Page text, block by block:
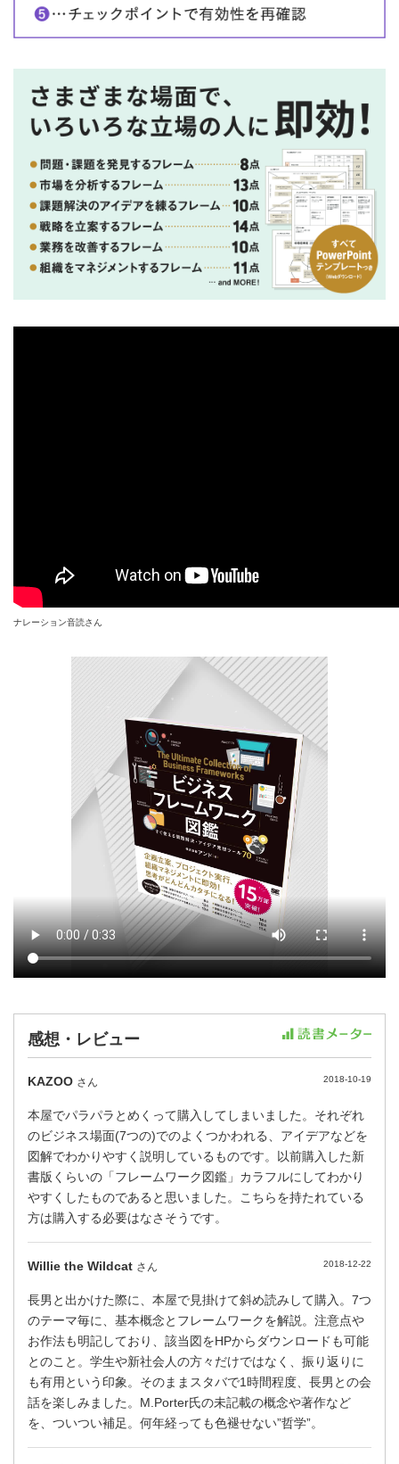
ナレーション音読さん
感想・レビュー
KAZOO さん 2018-10-19
本屋でパラパラとめくって購入してしまいました。それぞれ
のビジネス場面(7つの)でのよくつかわれる、アイデアなどを
図解でわかりやすく説明しているものです。以前購入した新
書版くらいの「フレームワーク図鑑」カラフルにしてわかり
やすくしたものであると思いました。こちらを持たれている
方は購入する必要はなさそうです。
Willie the Wildcat さん 2018-12-22
長男と出かけた際に、本屋で見掛けて斜め読みして購入。7つ
のテーマ毎に、基本概念とフレームワークを解説。注意点や
お作法も明記しており、該当図をHPからダウンロードも可能
とのこと。学生や新社会人の方々だけではなく、振り返りに
も有用という印象。そのままスタバで1時間程度、長男との会
話を楽しみました。M.Porter氏の未記載の概念や著作など
を、ついつい補足。何年経っても色褪せない”哲学”。